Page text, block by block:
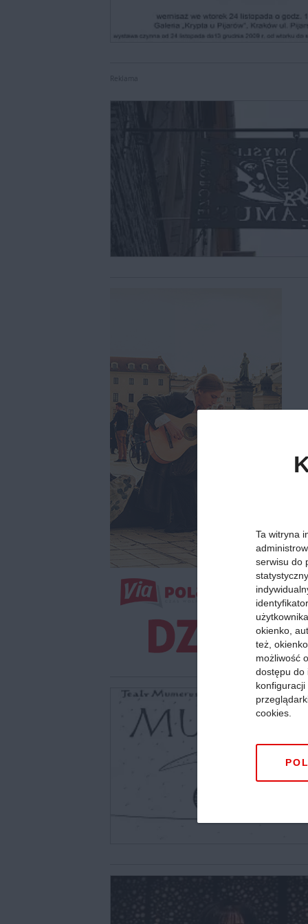
Reklama
Ta witryna
serwisu do
okienko,
też,
możliwość
dostępu do
konfiguracji
cookies.